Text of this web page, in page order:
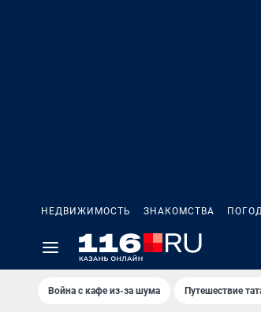
НЕДВИЖИМОСТЬ ЗНАКОМСТВА
Война с кафе из-за шума Путешествие